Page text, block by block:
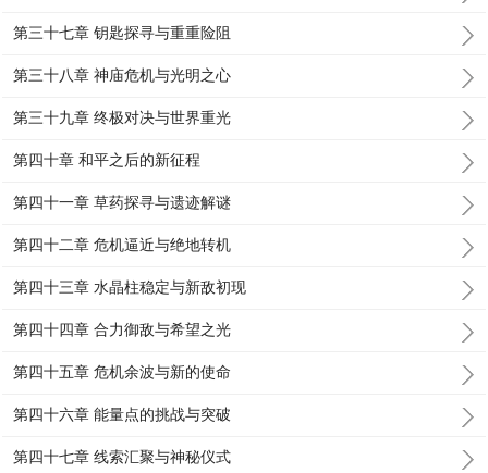
第三十七章 钥匙探寻与重重险阻
第三十八章 神庙危机与光明之心
第三十九章 终极对决与世界重光
第四十章 和平之后的新征程
第四十一章 草药探寻与遗迹解谜
第四十二章 危机逼近与绝地转机
第四十三章 水晶柱稳定与新敌初现
第四十四章 合力御敌与希望之光
第四十五章 危机余波与新的使命
第四十六章 能量点的挑战与突破
第四十七章 线索汇聚与神秘仪式